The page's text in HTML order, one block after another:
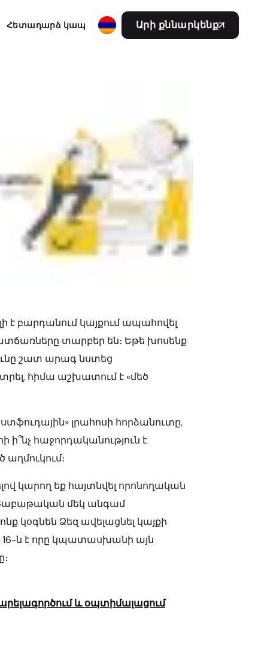
Հետադարձ կապ Արի քննարկենք
բարդանում կայքում ապահովել
տարբեր են։ Եթե խոսենք
շատ արագ նստեց
հիմա աշխատում է«մեծ
լրահոսի հորձանուտը,
ի՞նչ հաջորդականություն է
կարող եք հայտնվել որոնողական
Շաբաթական մեկ անգամ
կօգնեն Ձեզ ավելացնել կայքի
16-ն է որը կպատասխանի այն
և օպտիմալացում